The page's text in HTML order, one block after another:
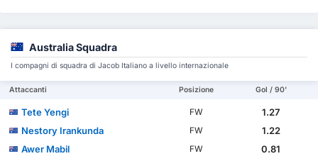
Australia Squadra
I compagni di squadra di Jacob Italiano a livello internazionale
Attaccanti Posizione Gol / 90'
Tete Yengi FW
1.27
Nestory Irankunda
FW
1.22
Awer Mabil
FW
0.81